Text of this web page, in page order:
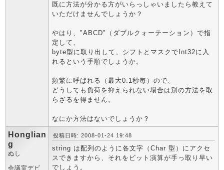
既に方法が分かる方がいらっしゃいましたら教えて
いただけませんでしょうか？
やはり、"ABCD"（ダブルクォーテーション）で指
定して、
byte型に取り出して、シフトとマスクでInt32に入
れるという手順でしょうか。
頻繁に呼ばれる（最大0.1秒毎）ので、
どうしても負荷を抑えられない場合は別の方法を取
らざるを得ません。
なにか方法はないでしょうか？
Honglian
g
ぬし
会議室デビ
投稿日時: 2008-01-24 19:48
string は配列のように各文字（Char 型）にアクセ
スできますから、それをビット演算が手っ取り早い
でしょう。